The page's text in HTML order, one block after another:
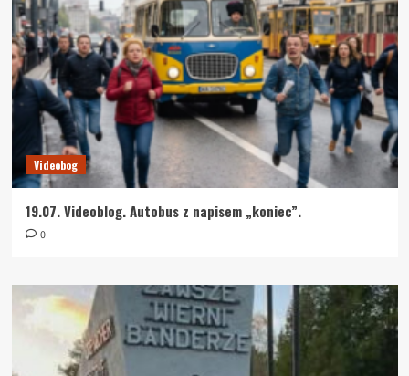
Videobog
19.07. Videoblog. Autobus z napisem „koniec”.
0